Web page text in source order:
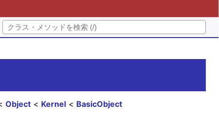
BasicObject
Kernel
Object